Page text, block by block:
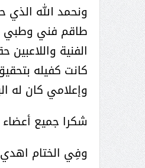
ونحمد الله الذي
طاقم فني وطبي
الفنية
كانت كفيله
وإعلامي كان له
شكرا جميع
وفِي الختام اهدي
الثقافة في واحة الإبداع